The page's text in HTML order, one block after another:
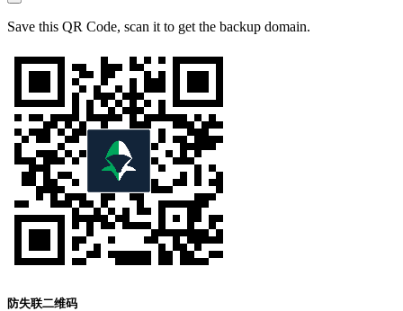
Save this QR Code, scan it to get the backup domain.
防失联二维码